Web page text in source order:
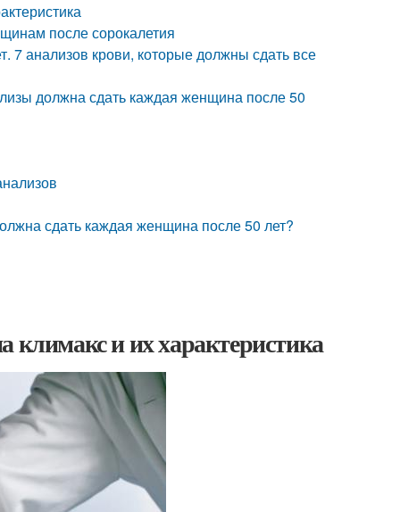
после сорокалетия
7 анализов крови, которые должны сдать все
должна сдать каждая женщина после 50
сдать каждая женщина после 50 лет?
и их характеристика